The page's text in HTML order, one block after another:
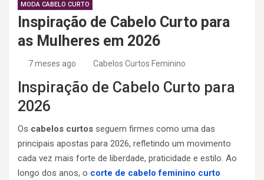
MODA CABELO CURTO
Inspiração de Cabelo Curto para
as Mulheres em 2026
7 meses ago Cabelos Curtos Feminino
Inspiração de Cabelo Curto para
2026
Os cabelos curtos seguem firmes como uma das
principais apostas para 2026, refletindo um movimento
cada vez mais forte de liberdade, praticidade e estilo. Ao
longo dos anos, o corte de cabelo feminino curto